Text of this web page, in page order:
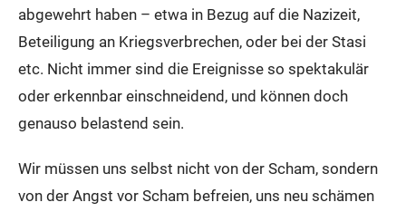
abgewehrt haben – etwa in Bezug auf die Nazizeit,
Beteiligung an Kriegsverbrechen, oder bei der Stasi
etc. Nicht immer sind die Ereignisse so spektakulär
oder erkennbar einschneidend, und können doch
genauso belastend sein.
Wir müssen uns selbst nicht von der Scham, sondern
von der Angst vor Scham befreien, uns neu schämen